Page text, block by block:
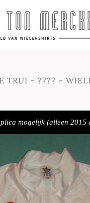
TRUI – ???? –
mogelijk (alleen 2015